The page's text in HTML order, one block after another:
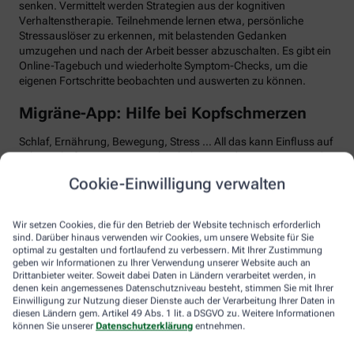
Cookie-Einwilligung verwalten
Wir setzen Cookies, die für den Betrieb der Website technisch erforderlich
sind. Darüber hinaus verwenden wir Cookies, um unsere Website für Sie
optimal zu gestalten und fortlaufend zu verbessern. Mit Ihrer Zustimmung
geben wir Informationen zu Ihrer Verwendung unserer Website auch an
Drittanbieter weiter. Soweit dabei Daten in Ländern verarbeitet werden, in
denen kein angemessenes Datenschutzniveau besteht, stimmen Sie mit Ihrer
Einwilligung zur Nutzung dieser Dienste auch der Verarbeitung Ihrer Daten in
diesen Ländern gem. Artikel 49 Abs. 1 lit. a DSGVO zu. Weitere Informationen
können Sie unserer Datenschutzerklärung entnehmen.
senken. Vermittelt werden Strategien aus der kognitiven
Verhaltenstherapie. Teilnehmende lernen etwa, persönliche
Stressauslöser zu erkennen, mit belastenden Gedanken
umzugehen und nach der Arbeit besser abzuschalten. Es gibt ein
Online-Tagebuch und wiederholte Symptom-Checks, um die
eigenen Fortschritte beobachten und auswerten zu können.
Migräne-App: Hilfe bei Kopfschmerzen
Schlaf, Ernährung, Bewegung, Stress … All das kann Einfluss auf
schmerzhafte Migräne-Attacken haben. Mit der Migräne-App der
festhalten, wann die Anfälle mit welchen Symptomen auftreten.
Einnahmezeitpunkt von Migräne-Medikamenten. Darüber hinaus
stellt die App viele nützliche Informationen zu Migräne bereit
sowie aktive Verfahren zur Entspannung und Stressbewältigung.
Aimo gesund bewegt: Digitaler Personal
Trainer